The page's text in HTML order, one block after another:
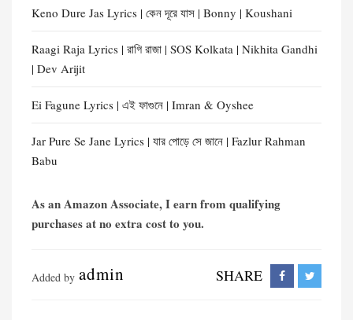
Keno Dure Jas Lyrics | কেন দূরে যাস | Bonny | Koushani
Raagi Raja Lyrics | রাগি রাজা | SOS Kolkata | Nikhita Gandhi
| Dev Arijit
Ei Fagune Lyrics | এই ফাগুনে | Imran & Oyshee
Jar Pure Se Jane Lyrics | যার পোড়ে সে জানে | Fazlur Rahman
Babu
As an Amazon Associate, I earn from qualifying
purchases at no extra cost to you.
Added by admin SHARE